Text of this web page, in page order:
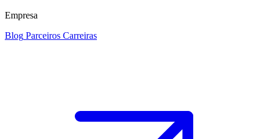
Empresa
Blog Parceiros Carreiras